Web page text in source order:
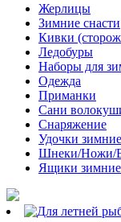
Жерлицы
Зимние снасти
Кивки
Ледобуры
Наборы для
Одежда
Приманки
Сани
Снаряжение
Удочки зимние
Шнеки/Ножи/
Ящики